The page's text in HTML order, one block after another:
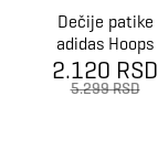
Dečije patike
adidas Hoops
3.0 Bold Cf C
2.120 RSD
5.299 RSD